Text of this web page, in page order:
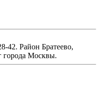
42. Район Братеево,
Москвы.